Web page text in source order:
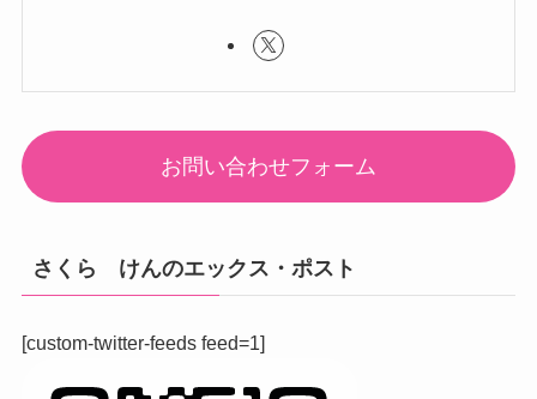
お問い合わせフォーム
さくら けんのエックス・ポスト
[custom-twitter-feeds feed=1]